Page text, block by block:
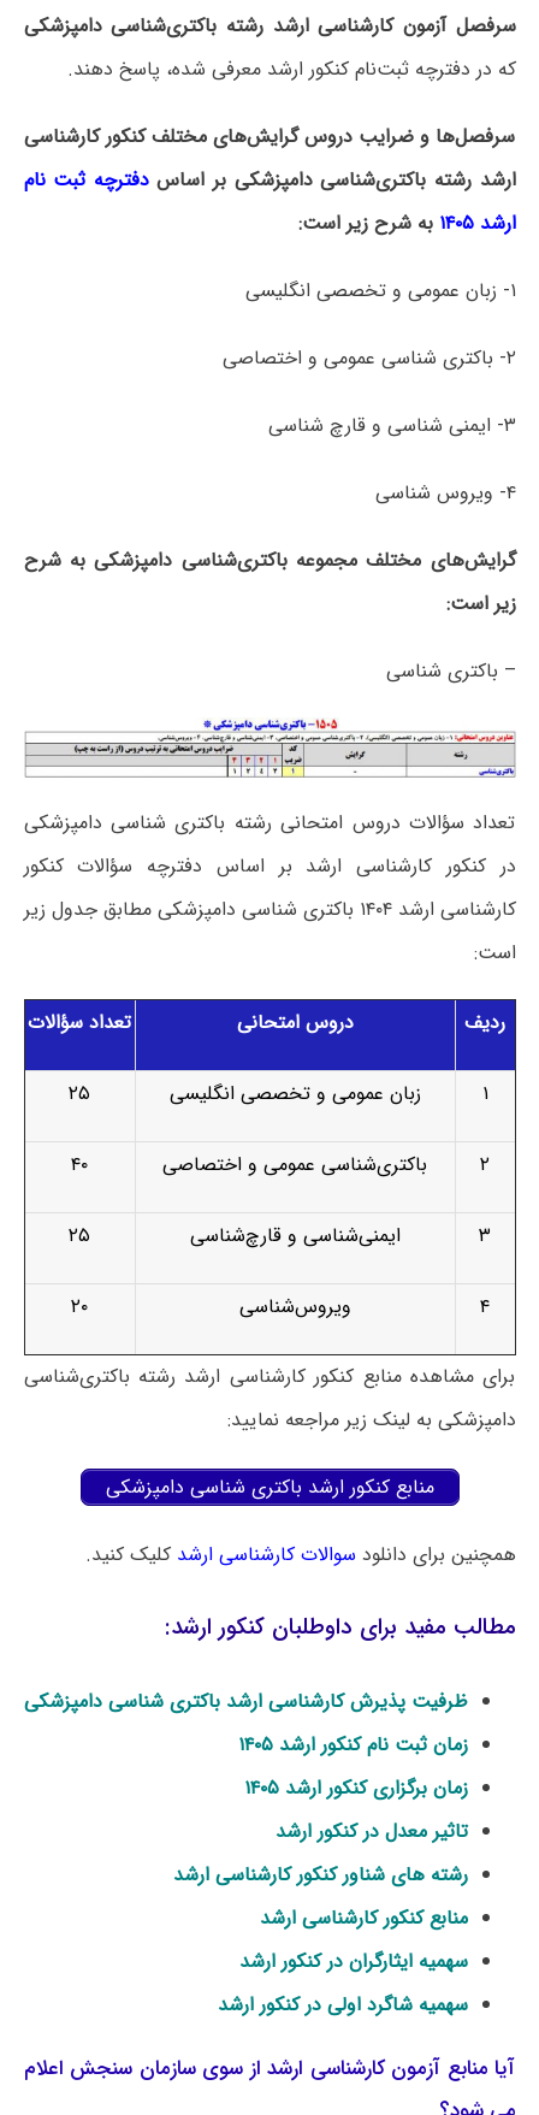
سرفصل آزمون کارشناسی ارشد رشته باکتری‌شناسی دامپزشکی
که در دفترچه‌ ثبت‌نام کنکور ارشد معرفی شده، پاسخ دهند.
سرفصل‌ها و ضرایب دروس گرایش‌های مختلف کنکور کارشناسی
ارشد رشته باکتری‌شناسی دامپزشکی بر اساسدفترچه ثبت نام
ارشد ۱۴۰۵
به شرح زیر است:
۱- زبان عمومی و تخصصی انگلیسی
۲- باکتری شناسی عمومی و اختصاصی
۳- ایمنی شناسی و قارچ شناسی
۴- ویروس شناسی
گرایش‌های مختلف مجموعه باکتری‌شناسی دامپزشکی به شرح
زیر است:
– باکتری شناسی
تعداد سؤالات دروس امتحانی رشته باکتری شناسی دامپزشکی
در کنکور کارشناسی ارشد بر اساس دفترچه سؤالات کنکور
کارشناسی ارشد ۱۴۰۴ باکتری شناسی دامپزشکی مطابق جدول زیر
است:
ردیف دروس امتحانی تعداد سؤالات
۱ زبان عمومی و تخصصی انگلیسی ۲۵
۲ باکتری‌شناسی عمومی و اختصاصی ۴۰
۳ ایمنی‌شناسی و قارچ‌شناسی ۲۵
۴ ویروس‌شناسی ۲۰
برای مشاهده منابع کنکور کارشناسی ارشد رشته باکتری‌شناسی
دامپزشکی به لینک زیر مراجعه نمایید:
منابع کنکور ارشد باکتری شناسی دامپزشکی
همچنین برای دانلود سوالات کارشناسی ارشد کلیک کنید.
مطالب مفید برای داوطلبان کنکور ارشد:
ظرفیت پذیرش کارشناسی ارشد باکتری شناسی دامپزشکی
زمان ثبت نام کنکور ارشد ۱۴۰۵
زمان برگزاری کنکور ارشد ۱۴۰۵
تاثیر معدل در کنکور ارشد
رشته های شناور کنکور کارشناسی ارشد
منابع کنکور کارشناسی ارشد
سهمیه ایثارگران در کنکور ارشد
سهمیه شاگرد اولی در کنکور ارشد
آیا منابع آزمون کارشناسی ارشد از سوی سازمان سنجش اعلام